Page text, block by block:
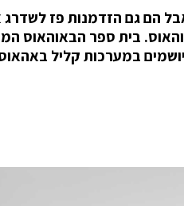
הם גם הזדמנות פז לשדרג
בית ספר הבאוהאוס
במערכות קליל